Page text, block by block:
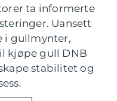
ta informerte
Uansett
i gullmynter,
kjøpe gull DNB
stabilitet og